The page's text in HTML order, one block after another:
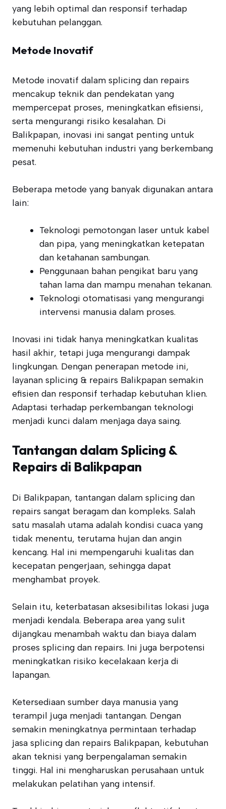
yang lebih optimal dan responsif terhadap
kebutuhan pelanggan.
Metode Inovatif
Metode inovatif dalam splicing dan repairs
mencakup teknik dan pendekatan yang
mempercepat proses, meningkatkan efisiensi,
serta mengurangi risiko kesalahan. Di
Balikpapan, inovasi ini sangat penting untuk
memenuhi kebutuhan industri yang berkembang
pesat.
Beberapa metode yang banyak digunakan antara
lain:
Teknologi pemotongan laser untuk kabel
dan pipa, yang meningkatkan ketepatan
dan ketahanan sambungan.
Penggunaan bahan pengikat baru yang
tahan lama dan mampu menahan tekanan.
Teknologi otomatisasi yang mengurangi
intervensi manusia dalam proses.
Inovasi ini tidak hanya meningkatkan kualitas
hasil akhir, tetapi juga mengurangi dampak
lingkungan. Dengan penerapan metode ini,
layanan splicing & repairs Balikpapan semakin
efisien dan responsif terhadap kebutuhan klien.
Adaptasi terhadap perkembangan teknologi
menjadi kunci dalam menjaga daya saing.
Tantangan dalam Splicing &
Repairs di Balikpapan
Di Balikpapan, tantangan dalam splicing dan
repairs sangat beragam dan kompleks. Salah
satu masalah utama adalah kondisi cuaca yang
tidak menentu, terutama hujan dan angin
kencang. Hal ini mempengaruhi kualitas dan
kecepatan pengerjaan, sehingga dapat
menghambat proyek.
Selain itu, keterbatasan aksesibilitas lokasi juga
menjadi kendala. Beberapa area yang sulit
dijangkau menambah waktu dan biaya dalam
proses splicing dan repairs. Ini juga berpotensi
meningkatkan risiko kecelakaan kerja di
lapangan.
Ketersediaan sumber daya manusia yang
terampil juga menjadi tantangan. Dengan
semakin meningkatnya permintaan terhadap
jasa splicing dan repairs Balikpapan, kebutuhan
akan teknisi yang berpengalaman semakin
tinggi. Hal ini mengharuskan perusahaan untuk
melakukan pelatihan yang intensif.